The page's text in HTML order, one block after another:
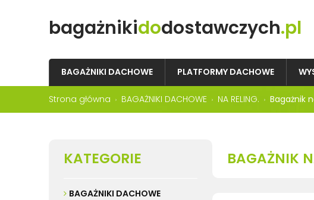
bagażnikidodostawczych.pl
BAGAŻNIKI DACHOWE PLATFORMY DACHOWE
Strona główna BAGAŻNIKI DACHOWE NA RELING. Bagażnik
KATEGORIE
BAGAŻNIKI DACHOWE
BAGAŻNIK